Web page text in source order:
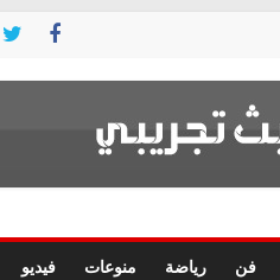
فن رياضة منوعات فيديو